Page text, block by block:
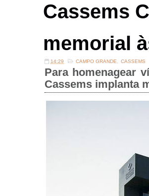
Cassems
memorial
14:29 CAMPO GRANDE CASSEMS
Para homenagear
Cassems implanta